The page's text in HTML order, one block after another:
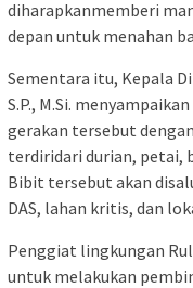
diharapkanmemberi
depan untuk menahan
Sementara itu, Kepala
S.P., M.Si.
gerakan tersebut
terdiridari durian, petai,
Bibit tersebut akan
DAS, lahan kritis, dan
Penggiat lingkungan
untuk melakukan